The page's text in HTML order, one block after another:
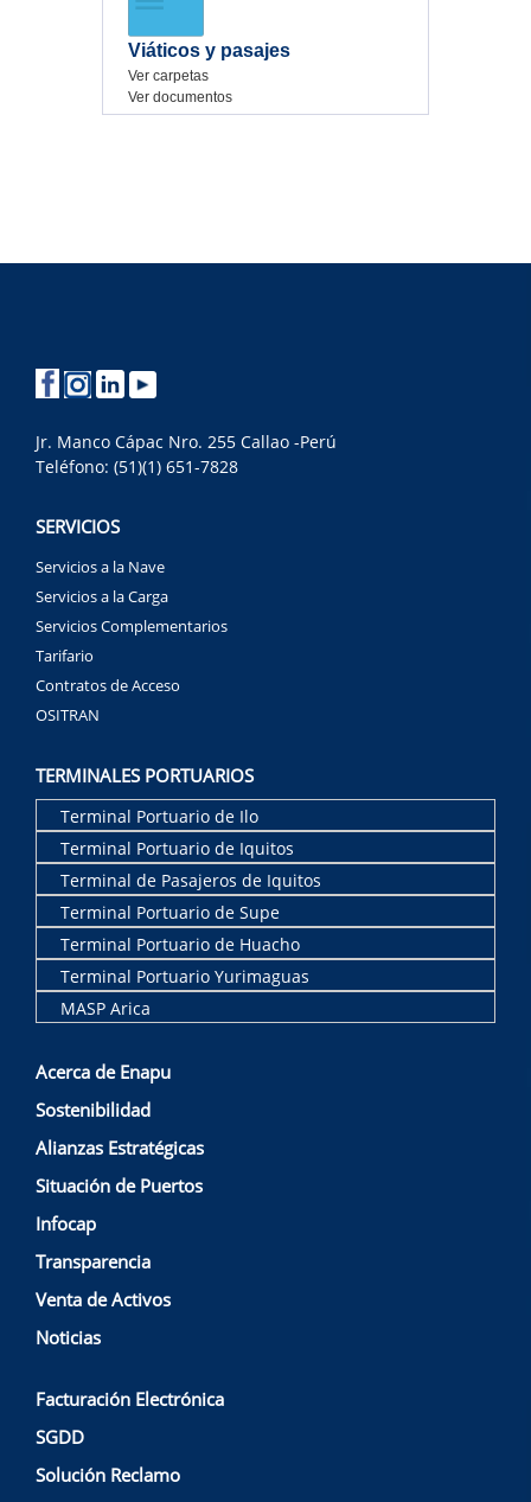
Jr. Manco Cápac Nro. 255 Callao -Perú
Teléfono: (51)(1) 651-7828
SERVICIOS
Servicios a la Nave
Servicios a la Carga
Servicios Complementarios
Tarifario
Contratos de Acceso
OSITRAN
TERMINALES PORTUARIOS
Terminal Portuario de Ilo
Terminal Portuario de Iquitos
Terminal de Pasajeros de Iquitos
Terminal Portuario de Supe
Terminal Portuario de Huacho
Terminal Portuario Yurimaguas
MASP Arica
Acerca de Enapu
Sostenibilidad
Alianzas Estratégicas
Situación de Puertos
Infocap
Transparencia
Venta de Activos
Noticias
Facturación Electrónica
SGDD
Solución Reclamo